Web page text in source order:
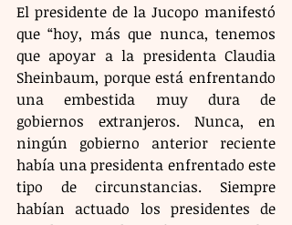
El presidente de la Jucopo manifestó
que “hoy, más que nunca, tenemos
que apoyar a la presidenta Claudia
Sheinbaum, porque está enfrentando
una embestida muy dura de
gobiernos extranjeros. Nunca, en
ningún gobierno anterior reciente
había una presidenta enfrentado este
tipo de circunstancias. Siempre
habían actuado los presidentes de